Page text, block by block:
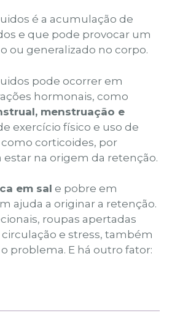
é a acumulação de
e que pode provocar um
ou generalizado no corpo.
pode ocorrer em
hormonais, como
menstruação e
exercício físico e uso de
corticoides, por
na origem da retenção.
em sal e pobre em
ajuda a originar a retenção.
roupas apertadas
e stress, também
problema. E há outro fator: